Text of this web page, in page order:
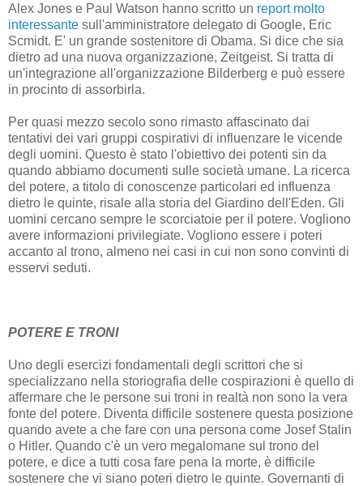
Alex Jones e Paul Watson hanno scritto un report molto
interessante sull'amministratore delegato di Google, Eric
Scmidt. E' un grande sostenitore di Obama. Si dice che sia
dietro ad una nuova organizzazione, Zeitgeist. Si tratta di
un'integrazione all'organizzazione Bilderberg e può essere
in procinto di assorbirla.
Per quasi mezzo secolo sono rimasto affascinato dai
tentativi dei vari gruppi cospirativi di influenzare le vicende
degli uomini. Questo è stato l'obiettivo dei potenti sin da
quando abbiamo documenti sulle società umane. La ricerca
del potere, a titolo di conoscenze particolari ed influenza
dietro le quinte, risale alla storia del Giardino dell'Eden. Gli
uomini cercano sempre le scorciatoie per il potere. Vogliono
avere informazioni privilegiate. Vogliono essere i poteri
accanto al trono, almeno nei casi in cui non sono convinti di
esservi seduti.
POTERE E TRONI
Uno degli esercizi fondamentali degli scrittori che si
specializzano nella storiografia delle cospirazioni è quello di
affermare che le persone sui troni in realtà non sono la vera
fonte del potere. Diventa difficile sostenere questa posizione
quando avete a che fare con una persona come Josef Stalin
o Hitler. Quando c'è un vero megalomane sul trono del
potere, e dice a tutti cosa fare pena la morte, è difficile
sostenere che vi siano poteri dietro le quinte. Governanti di